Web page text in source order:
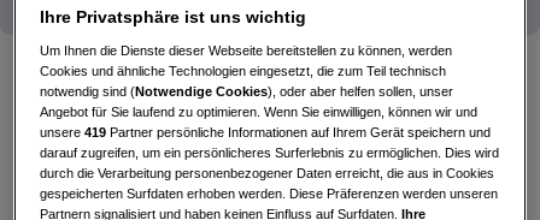
Vierer Clubmeisterschaften 2025
18.10.2025 - Vierer (Zählspiel)
GC Neusiedlersee - Donnerskirchen
Ihre Privatsphäre ist uns wichtig
Um Ihnen die Dienste dieser Webseite bereitstellen zu können, werden
Cookies und ähnliche Technologien eingesetzt, die zum Teil technisch
notwendig sind (Notwendige Cookies), oder aber helfen sollen, unser
Angebot für Sie laufend zu optimieren. Wenn Sie einwilligen, können wir und
unsere419 Partner persönliche Informationen auf Ihrem Gerät speichern und
darauf zugreifen, um ein persönlicheres Surferlebnis zu ermöglichen. Dies wird
durch die Verarbeitung personenbezogener Daten erreicht, die aus in Cookies
gespeicherten Surfdaten erhoben werden. Diese Präferenzen werden unseren
Partnern signalisiert und haben keinen Einfluss auf Surfdaten.Ihre